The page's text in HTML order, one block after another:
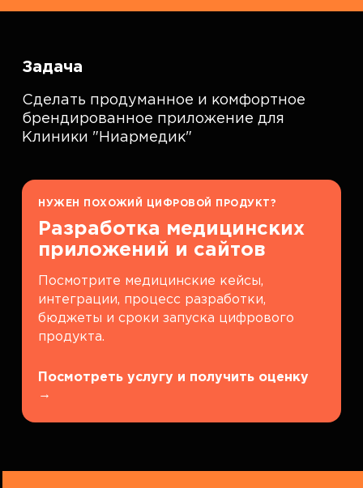
Задача
Сделать продуманное и комфортное
брендированное приложение для
Клиники "Ниармедик"
НУЖЕН ПОХОЖИЙ ЦИФРОВОЙ ПРОДУКТ?
Разработка медицинских
приложений и сайтов
Посмотрите медицинские кейсы,
интеграции, процесс разработки,
бюджеты и сроки запуска цифрового
продукта.
Посмотреть услугу и получить оценку
→